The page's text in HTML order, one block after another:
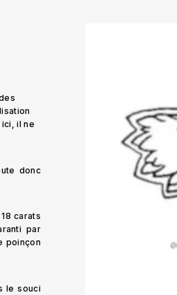
il ne
donc
carats
par
poinçon
le souci